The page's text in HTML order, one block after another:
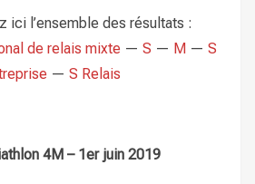
ici l’ensemble des résultats :
de relais mixte — S — M — S
— S Relais
4M – 1er juin 2019